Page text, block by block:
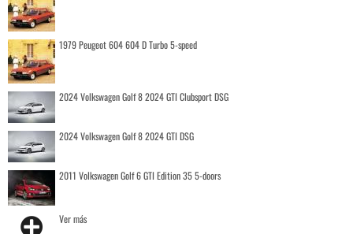
1979 Peugeot 604 604 D Turbo 5-speed
2024 Volkswagen Golf 8 2024 GTI Clubsport DSG
2024 Volkswagen Golf 8 2024 GTI DSG
2011 Volkswagen Golf 6 GTI Edition 35 5-doors
Ver más